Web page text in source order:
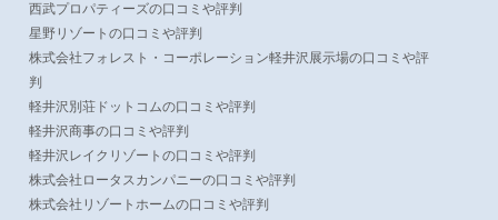
西武プロパティーズの口コミや評判
星野リゾートの口コミや評判
株式会社フォレスト・コーポレーション軽井沢展示場の口コミや評
判
軽井沢別荘ドットコムの口コミや評判
軽井沢商事の口コミや評判
軽井沢レイクリゾートの口コミや評判
株式会社ロータスカンパニーの口コミや評判
株式会社リゾートホームの口コミや評判